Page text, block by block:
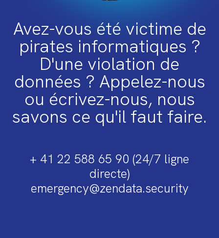
Avez-vous été victime de
pirates informatiques ?
D'une violation de
données ? Appelez-nous
ou écrivez-nous, nous
savons ce qu'il faut faire.
+ 41 22 588 65 90 (24/7 ligne
directe)
emergency@zendata.security